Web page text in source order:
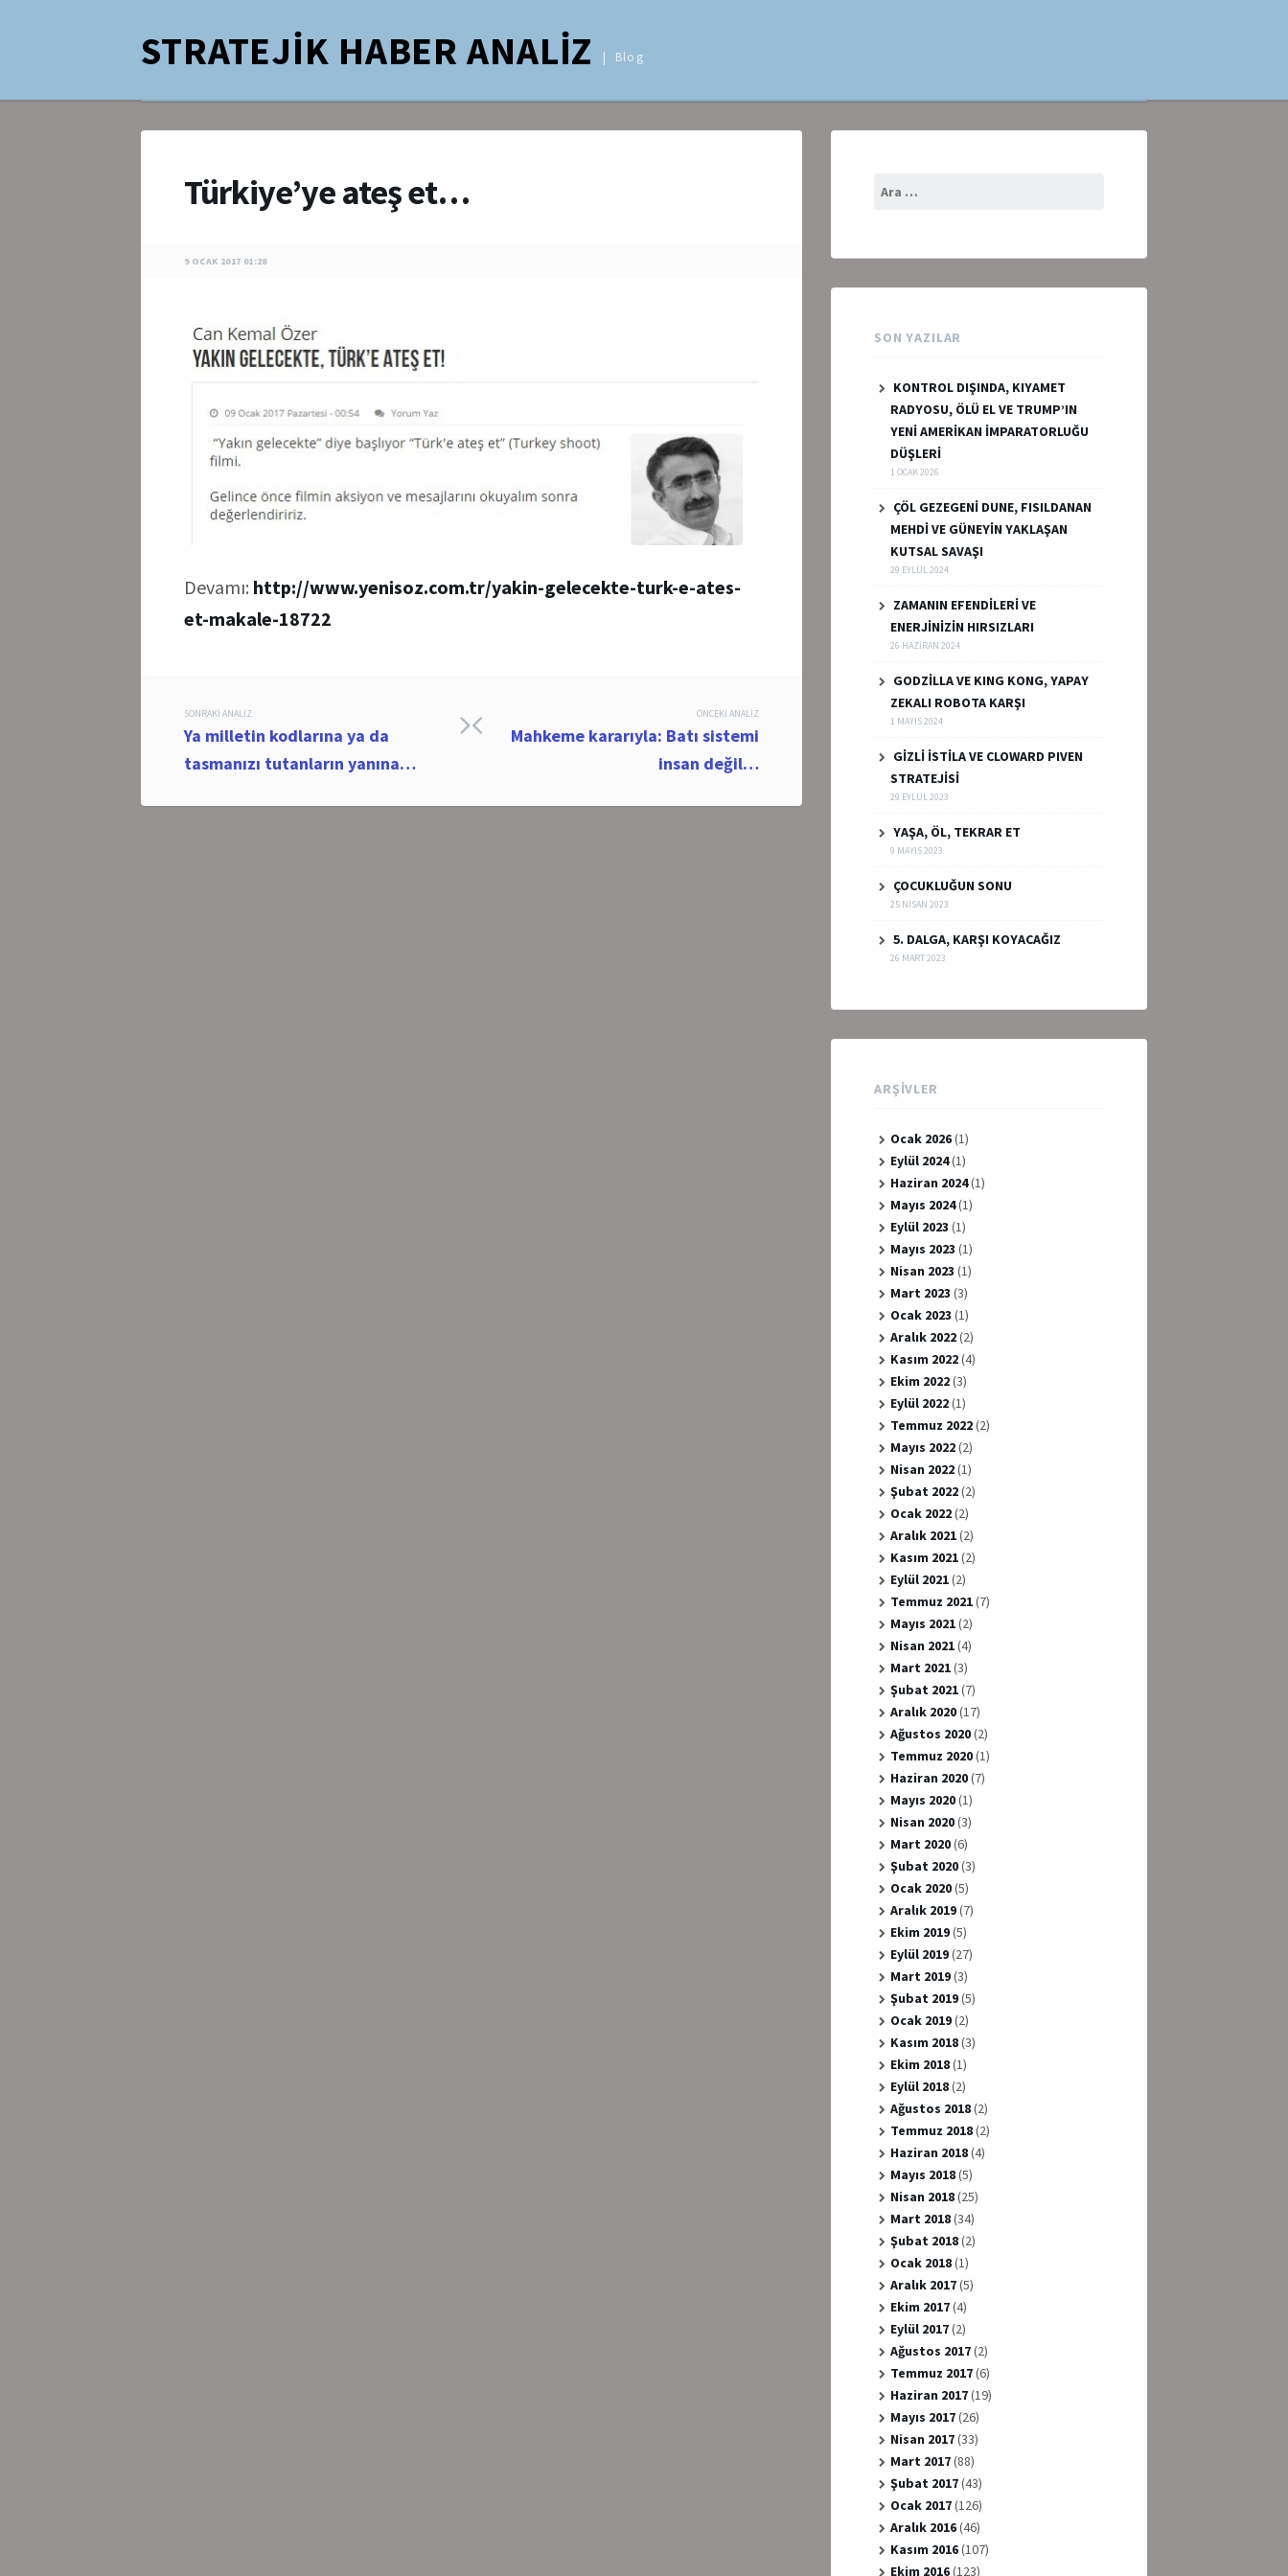
STRATEJİK HABER ANALİZ Blog
Türkiye’ye ateş et…
9 OCAK 2017 01:28
Devamı: http://www.yenisoz.com.tr/yakin-gelecekte-turk-e-ates-
et-makale-18722
Post
navigation
ÖNCEKI ANALIZ
Mahkeme kararıyla: Batı sistemi
insan değil…
SONRAKI ANALIZ
Ya milletin kodlarına ya da
tasmanızı tutanların yanına…
SON YAZILAR
KONTROL DIŞINDA, KIYAMET
RADYOSU, ÖLÜ EL VE TRUMP’IN
YENİ AMERİKAN İMPARATORLUĞU
DÜŞLERİ
1 OCAK 2026
ÇÖL GEZEGENİ DUNE, FISILDANAN
MEHDİ VE GÜNEYİN YAKLAŞAN
KUTSAL SAVAŞI
29 EYLÜL 2024
ZAMANIN EFENDİLERİ VE
ENERJİNİZİN HIRSIZLARI
26 HAZIRAN 2024
GODZİLLA VE KING KONG, YAPAY
ZEKALI ROBOTA KARŞI
1 MAYIS 2024
GİZLİ İSTİLA VE CLOWARD PIVEN
STRATEJİSİ
29 EYLÜL 2023
YAŞA, ÖL, TEKRAR ET
9 MAYIS 2023
ÇOCUKLUĞUN SONU
25 NISAN 2023
5. DALGA, KARŞI KOYACAĞIZ
26 MART 2023
ARŞIVLER
Ocak 2026(1)
Eylül 2024(1)
Haziran 2024(1)
Mayıs 2024(1)
Eylül 2023 (1)
Mayıs 2023 (1)
Nisan 2023 (1)
Mart 2023 (3)
Ocak 2023 (1)
Aralık 2022(2)
Kasım 2022(4)
Ekim 2022(3)
Eylül 2022(1)
Temmuz 2022(2)
Mayıs 2022(2)
Nisan 2022(1)
Şubat 2022(2)
Ocak 2022(2)
Aralık 2021(2)
Kasım 2021(2)
Eylül 2021(2)
Temmuz 2021(7)
Mayıs 2021(2)
Nisan 2021(4)
Mart 2021(3)
Şubat 2021(7)
Aralık 2020(17)
Ağustos 2020(2)
Temmuz 2020(1)
Haziran 2020(7)
Mayıs 2020(1)
Nisan 2020(3)
Mart 2020(6)
Şubat 2020(3)
Ocak 2020(5)
Aralık 2019(7)
Ekim 2019(5)
Eylül 2019(27)
Mart 2019(3)
Şubat 2019(5)
Ocak 2019(2)
Kasım 2018(3)
Ekim 2018(1)
Eylül 2018(2)
Ağustos 2018(2)
Temmuz 2018(2)
Haziran 2018(4)
Mayıs 2018(5)
Nisan 2018(25)
Mart 2018(34)
Şubat 2018(2)
Ocak 2018(1)
Aralık 2017(5)
Ekim 2017(4)
Eylül 2017(2)
Ağustos 2017(2)
Temmuz 2017(6)
Haziran 2017(19)
Mayıs 2017(26)
Nisan 2017(33)
Mart 2017(88)
Şubat 2017(43)
Ocak 2017(126)
Aralık 2016(46)
Kasım 2016(107)
Ekim 2016(123)